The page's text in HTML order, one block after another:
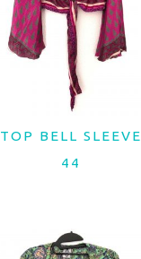
LER MAIS
TOP BELL SLEEVE
44